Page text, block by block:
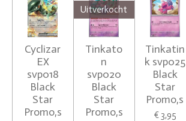
Cyclizar
EX
svp018
Black
Star
Promo,s
Uitverkocht
Tinkato
n
svp020
Black
Star
Promo,s
Tinkatin
k svp025
Black
Star
Promo,s
€ 3,95